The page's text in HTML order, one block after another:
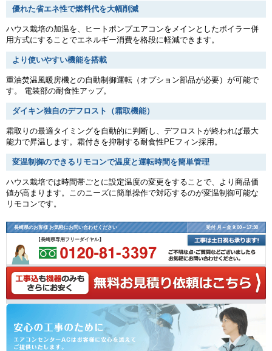
優れた省エネ性で燃料代を大幅削減
ハウス栽培の加温を、ヒートポンプエアコンをメインとしたボイラー併
用方式にすることでエネルギー消費を格段に軽減できます。
より使いやすい機能を搭載
重油焚温風暖房機との自動制御運転（オプション部品が必要）が可能で
す。 電装部の耐食性アップ。
ダイキン独自のデフロスト（霜取機能）
霜取りの最適タイミングを自動的に判断し、デフロストが終われば最大
能力で昇温します。霜付きを抑制する耐食性PEフィン採用。
変温制御のできるリモコンで温度と運転時間を簡単管理
ハウス栽培では時間帯ごとに設定温度の変更をすることで、より商品価
値が高まります。このニーズに簡単操作で対応するのが変温制御可能な
リモコンです。
長崎県のお客様 お気軽にお問い合わせください 受付 月～金 9:00～17:30
【長崎県専用フリーダイヤル】